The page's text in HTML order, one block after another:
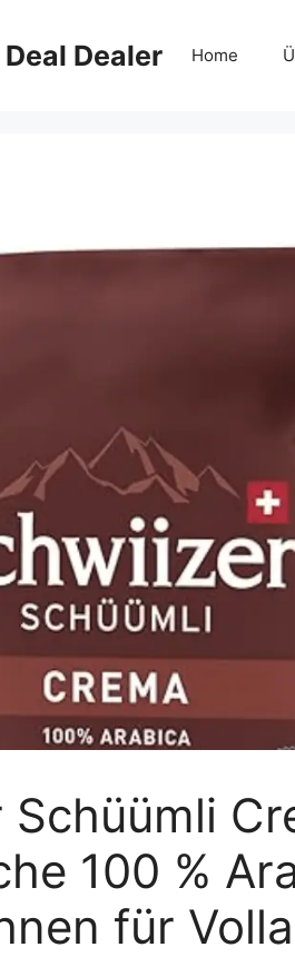
Dealer Home
100 %
für